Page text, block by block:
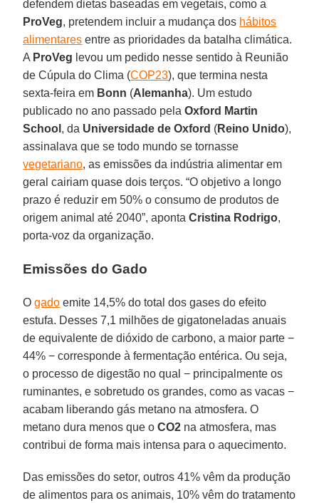
defendem dietas baseadas em vegetais, como a
ProVeg, pretendem incluir a mudança dos hábitos
alimentares entre as prioridades da batalha climática.
A ProVeg levou um pedido nesse sentido à Reunião
de Cúpula do Clima (COP23), que termina nesta
sexta-feira em Bonn (Alemanha). Um estudo
publicado no ano passado pelaOxford Martin
School , da Universidade de Oxford (Reino Unido),
assinalava que se todo mundo se tornasse
vegetariano, as emissões da indústria alimentar em
geral cairiam quase dois terços. “O objetivo a longo
prazo é reduzir em 50% o consumo de produtos de
origem animal até 2040”, apontaCristina Rodrigo,
porta-voz da organização.
Emissões do Gado
Ogado emite 14,5% do total dos gases do efeito
estufa. Desses 7,1 milhões de gigatoneladas anuais
de equivalente de dióxido de carbono, a maior parte −
44% − corresponde à fermentação entérica. Ou seja,
o processo de digestão no qual − principalmente os
ruminantes, e sobretudo os grandes, como as vacas −
acabam liberando gás metano na atmosfera. O
metano dura menos que oCO2 na atmosfera, mas
contribui de forma mais intensa para o aquecimento.
Das emissões do setor, outros 41% vêm da produção
de alimentos para os animais, 10% vêm do tratamento